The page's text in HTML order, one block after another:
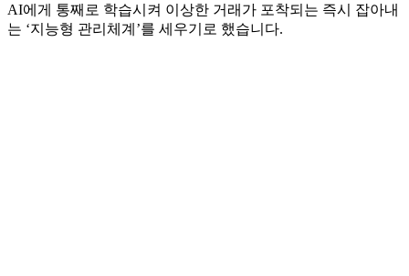
AI에게 통째로 학습시켜 이상한 거래가 포착되는 즉시 잡아내
는 ‘지능형 관리체계’를 세우기로 했습니다.